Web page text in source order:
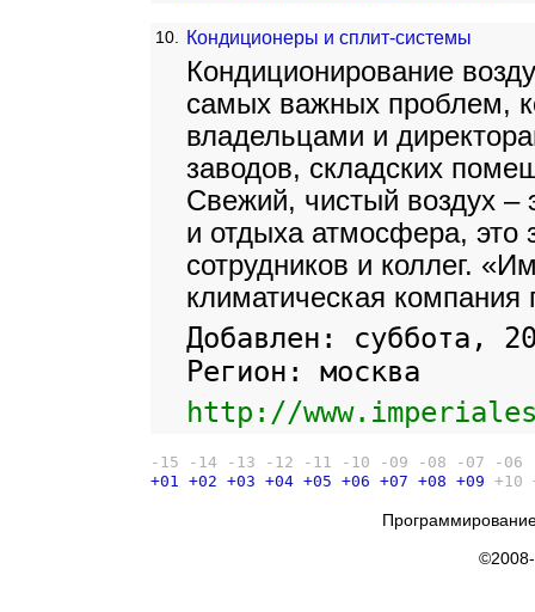
10. Кондиционеры и сплит-системы
Кондиционирование
самых важных проблем,
владельцами и
заводов, складских
Свежий, чистый воздух –
и отдыха атмосфера, это
сотрудников и коллег.
климатическая компания
Добавлен: суббота,
Регион: москва
http://
-15 -14 -13 -12 -11 -10 -09 -08 -07 -06
+01 +02 +03 +04 +05 +06 +07 +08 +09 +10